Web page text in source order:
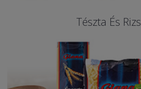
Tészta És Rizs